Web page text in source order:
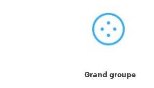
Grand groupe